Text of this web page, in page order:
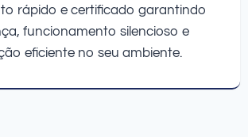
rápido e certificado garantindo
funcionamento silencioso e
eficiente no seu ambiente.